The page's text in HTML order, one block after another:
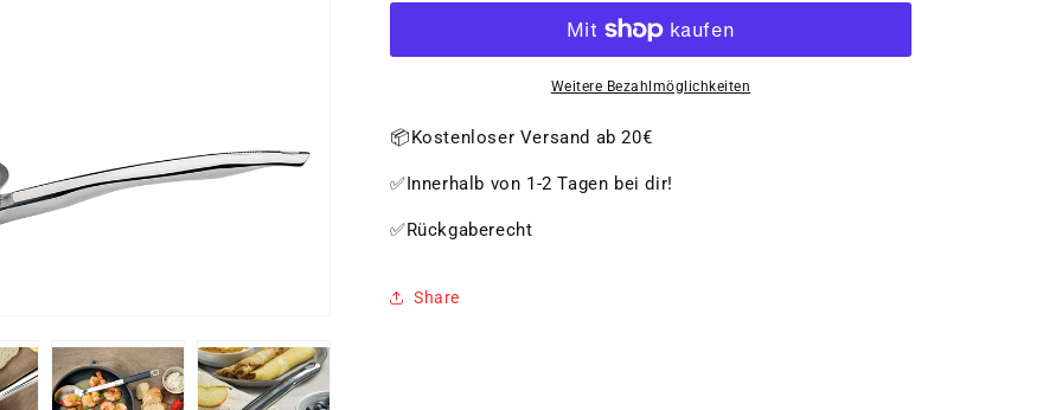
Weitere Bezahlmöglichkeiten
📦Kostenloser Versand ab 20€
✅Innerhalb von 1-2 Tagen bei dir!
✅Rückgaberecht
Share